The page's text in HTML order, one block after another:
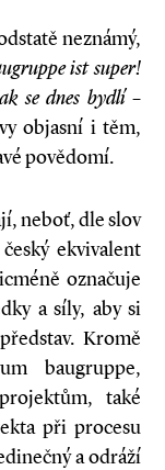
neznámý,
ist super!
se dnes bydlí –
objasní i těm,
povědomí.
neboť, dle slov
ekvivalent
označuje
a síly, aby si
Kromě
baugruppe,
také
při procesu
a odráží